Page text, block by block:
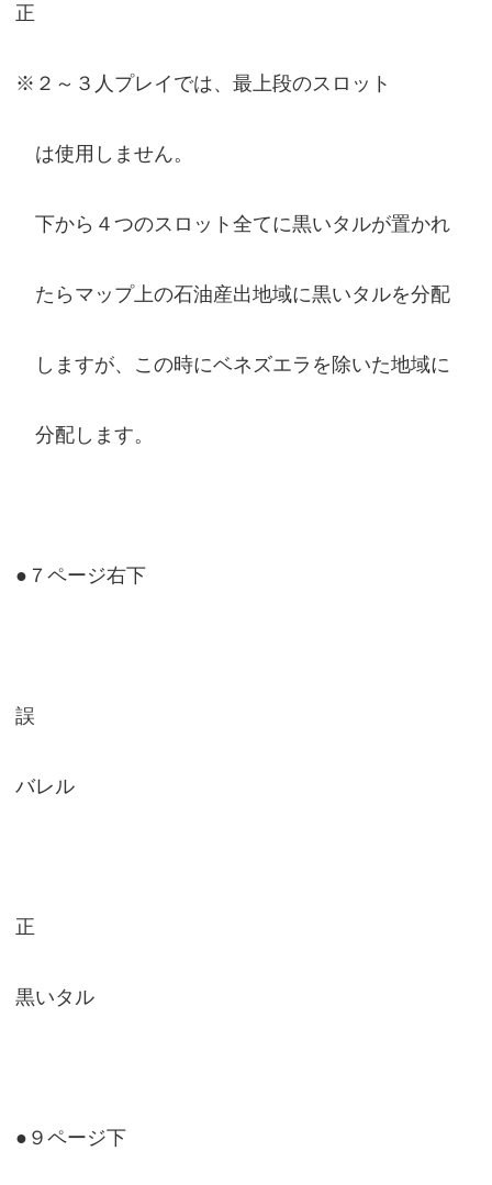
正
※２～３人プレイでは、最上段のスロット
は使用しません。
下から４つのスロット全てに黒いタルが置かれ
たらマップ上の石油産出地域に黒いタルを分配
しますが、この時にベネズエラを除いた地域に
分配します。
●７ページ右下
誤
バレル
正
黒いタル
●９ページ下